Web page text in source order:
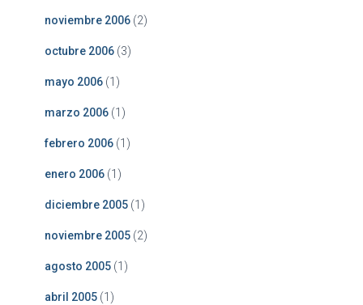
noviembre 2006 (2)
octubre 2006 (3)
mayo 2006 (1)
marzo 2006 (1)
febrero 2006 (1)
enero 2006 (1)
diciembre 2005 (1)
noviembre 2005 (2)
agosto 2005 (1)
abril 2005 (1)